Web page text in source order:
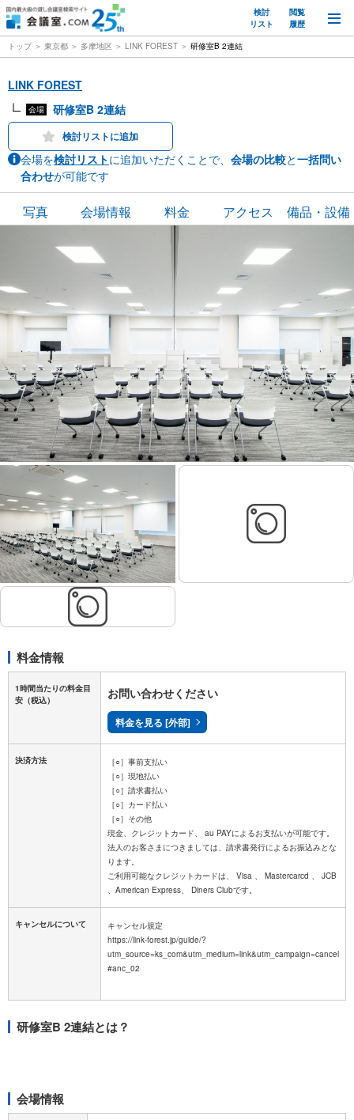
検討
リスト
閲覧
履歴
トップ 東京都 多摩地区 LINK FOREST 研修室B 2連結
LINK FOREST
会場 研修室B 2連結
検討リストに追加
会場を検討リストに追加いただくことで、 会場の比較と一括問い
合わせが可能です
写真 会場情報 料金 アクセス 備品・設備
料金情報
1時間当たりの料金目
安 （税込） お問い合わせください
料金を見る [外部]
決済方法
［○］事前支払い
［○］現地払い
［○］請求書払い
［○］カード払い
［○］その他
現金、クレジットカード、 au PAYによるお支払いが可能です。
法人のお客さまにつきましては、請求書発行によるお振込みとな
ります。
ご利用可能なクレジットカードは、 Visa 、 Mastercarcd 、 JCB
キャンセルについて
キャンセル規定
https://link-forest.jp/guide/?
utm_source=ks_com&utm_medium=link&utm_campaign=cancel
#anc_02
研修室B 2連結とは？
会場情報